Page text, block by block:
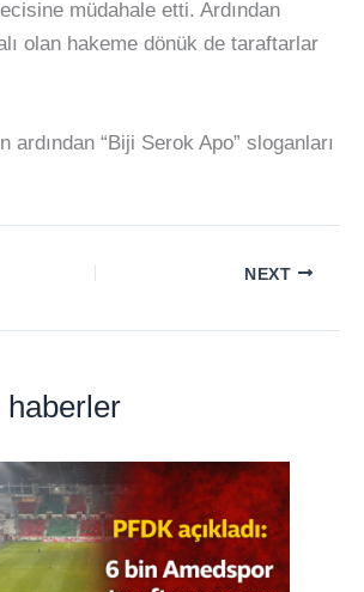
müdahale etti. Ardından
olan hakeme dönük de taraftarlar
ardından “Biji Serok Apo” sloganları
NEXT
haberler